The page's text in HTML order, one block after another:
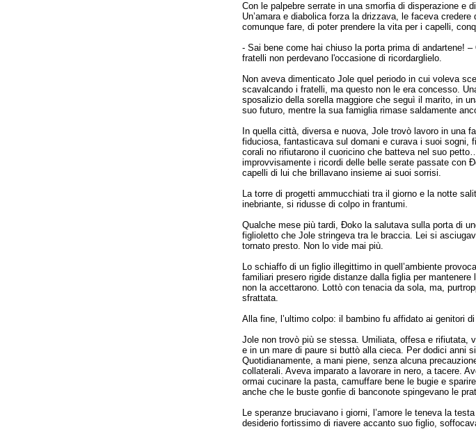
Con le palpebre serrate in una smorfia di disperazione e
Un’amara e diabolica forza la drizzava, le faceva
comunque fare, di poter prendere la vita per i capelli,
- Sai bene come hai chiuso la porta prima di andartene!
fratelli non perdevano l'occasione di ricordarglielo.
Non aveva dimenticato Jole quel periodo in cui voleva
scavalcando i fratelli, ma questo non le era concesso.
sposalizio della sorella maggiore che seguì il marito, in
suo futuro, mentre la sua famiglia rimase saldamente
In quella città, diversa e nuova, Jole trovò lavoro in una
fiduciosa, fantasticava sul domani e curava i suoi sogni,
corali no rifiutarono il cuoricino che batteva nel suo
improvvisamente i ricordi delle belle serate passate con
capelli di lui che brillavano insieme ai suoi sorrisi.
La torre di progetti ammucchiati tra il giorno e la notte
inebriante, si ridusse di colpo in frantumi.
Qualche mese più tardi, Đoko la salutava sulla porta di
figlioletto che Jole stringeva tra le braccia. Lei si
tornato presto. Non lo vide mai più.
Lo schiaffo di un figlio illegittimo in quell’ambiente
familiari presero rigide distanze dalla figlia per
non la accettarono. Lottò con tenacia da sola, ma,
sfrattata.
Alla fine, l’ultimo colpo: il bambino fu affidato ai genitori
Jole non trovò più se stessa. Umiliata, offesa e rifiutata,
e in un mare di paure si buttò alla cieca. Per dodici anni
Quotidianamente, a mani piene, senza alcuna
collaterali. Aveva imparato a lavorare in nero, a tacere.
ormai cucinare la pasta, camuffare bene le bugie e
anche che le buste gonfie di banconote spingevano le
Le speranze bruciavano i giorni, l’amore le teneva la
desiderio fortissimo di riavere accanto suo figlio,